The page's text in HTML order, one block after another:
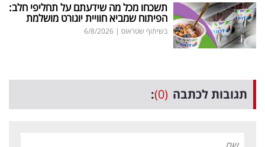
תשכחו מכל מה שידעתם על תחליפי חלב:
הפיתוח שמביא חוויית יוגורט מושלמת
בשיתוף שטראוס |
6/8/2026
תגובות לכתבה (0)
: